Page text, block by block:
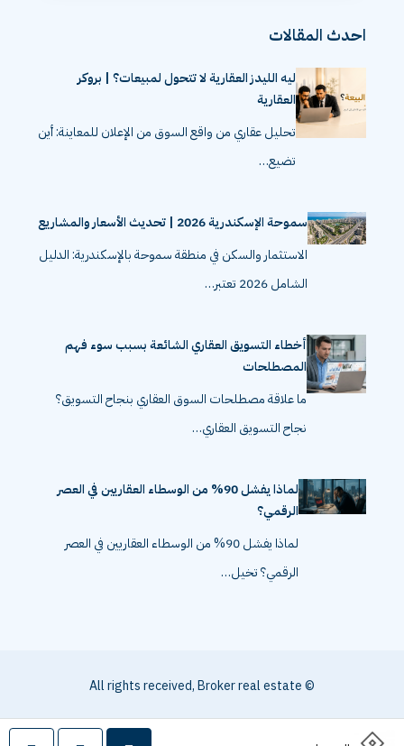
احدث المقالات
ليه الليدز العقارية لا تتحول لمبيعات؟ | بروكر
العقارية
تحليل عقاري من واقع السوق من الإعلان للمعاينة: أين
تضيع…
سموحة الإسكندرية 2026 | تحديث الأسعار والمشاريع
الاستثمار والسكن في منطقة سموحة بالإسكندرية: الدليل
الشامل 2026 تعتبر…
أخطاء التسويق العقاري الشائعة بسبب سوء فهم
المصطلحات
ما علاقة مصطلحات السوق العقاري بنجاح التسويق؟
نجاح التسويق العقاري…
لماذا يفشل 90% من الوسطاء العقاريين في العصر
الرقمي؟
لماذا يفشل 90% من الوسطاء العقاريين في العصر
الرقمي؟ تخيل…
© All rights received, Broker real estate